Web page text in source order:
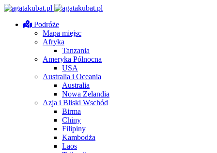
Podróże
Mapa miejsc
Afryka
Tanzania
Ameryka Północna
USA
Australia i Oceania
Australia
Nowa Zelandia
Azja i Bliski Wschód
Birma
Chiny
Filipiny
Kambodża
Laos